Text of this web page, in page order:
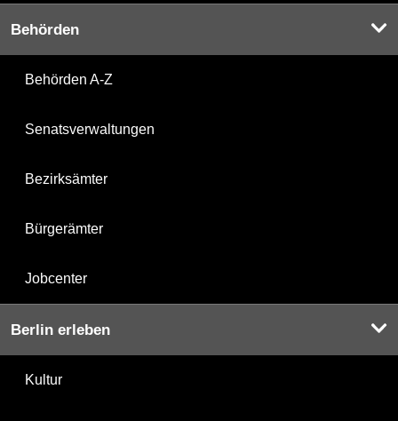
Behörden
Behörden A-Z
Senatsverwaltungen
Bezirksämter
Bürgerämter
Jobcenter
Berlin erleben
Kultur